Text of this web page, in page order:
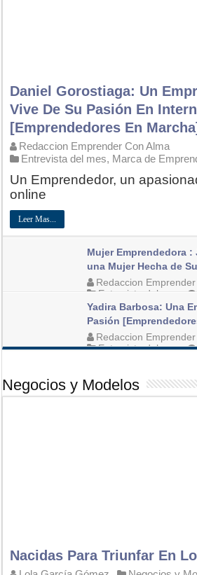
Daniel Gorostiaga: Un
Vive De Su Pasión En
[Emprendedores En
Redaccion Emprender Con Alma
Entrevista del mes, Marca de
Un Emprendedor, un
online
Leer Mas...
Mujer Emprendedora
una Mujer Hecha de
Redaccion
Entrevista del mes
Yadira Barbosa: Una
Pasión
Redaccion
Entrevista del mes
Negocios y Modelos
Nacidas Para Triunfar En